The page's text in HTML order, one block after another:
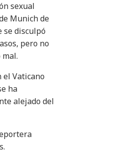
sexual
Munich de
se disculpó
pero no
el Vaticano
ha
alejado del